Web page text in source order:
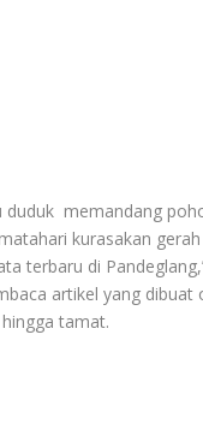
duduk memandang
kurasakan
terbaru di
artikel yang dibuat
hingga tamat.